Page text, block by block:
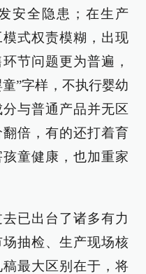
安全隐患；在生产
式权责模糊，出现
节问题更为普遍，
”字样，不执行婴幼
与普通产品并无区
倍，有的还打着育
童健康，也加重家
已出台了诸多有力
抽检、生产现场核
最大区别在于，将